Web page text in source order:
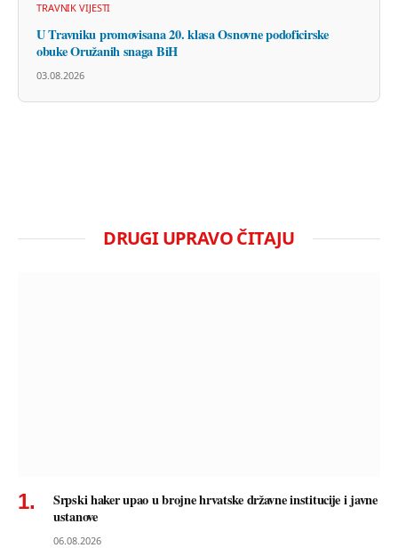
TRAVNIK VIJESTI
U Travniku promovisana 20. klasa Osnovne podoficirske
obuke Oružanih snaga BiH
03.08.2026
DRUGI UPRAVO ČITAJU
Srpski haker upao u brojne hrvatske državne institucije i javne
ustanove
06.08.2026